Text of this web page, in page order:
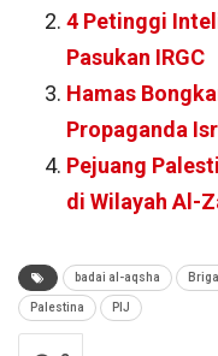
4 Petinggi
Pasukan IRGC
Hamas
Propaganda
Pejuang
di Wilayah Al-
badai al-aqsha
Palestina PIJ